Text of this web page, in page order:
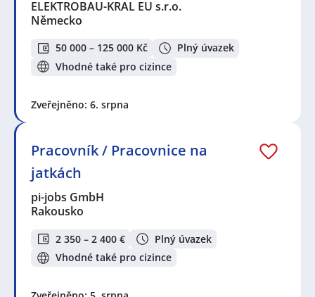
ELEKTROBAU-KRAL EU s.r.o.
Německo
50 000 – 125 000 Kč
Plný úvazek
Vhodné také pro cizince
Zveřejněno: 6. srpna
Pracovník / Pracovnice na
jatkách
pi-jobs GmbH
Rakousko
2 350 – 2 400 €
Plný úvazek
Vhodné také pro cizince